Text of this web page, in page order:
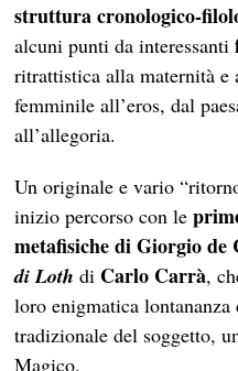
struttura cronologico-
alcuni punti da interessanti
ritrattistica alla maternità
femminile all’eros, dal
all’allegoria.
Un originale e vario
inizio percorso con le
metafisiche di Giorgio de
di Loth di Carlo Carrà,
loro enigmatica lontananza
tradizionale del soggetto,
Magico.